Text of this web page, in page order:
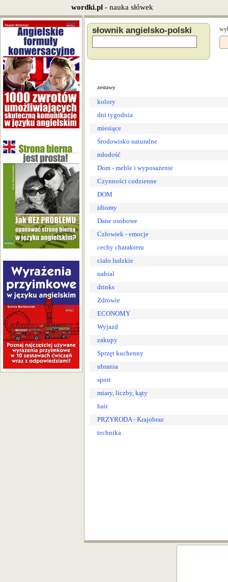
wordki.pl - nauka słówek
słownik angielsko-polski
zestawy
kolory
dni tygodnia
miesiące
Środowisko naturalne
młodość
Dom - meble i wyposażenie
Czynności codzienne
DOM
idiomy
Dane osobowe
Człowiek - emocje
cechy charakteru
ciało ludzkie
nabial
drinks
Zdrowie
ECONOMY
Wyjazd
zakupy
Sprzęt kuchenny
ubrania
sport
miary, liczby, kąty
hair
PRZYRODA - Krajobraz
technika